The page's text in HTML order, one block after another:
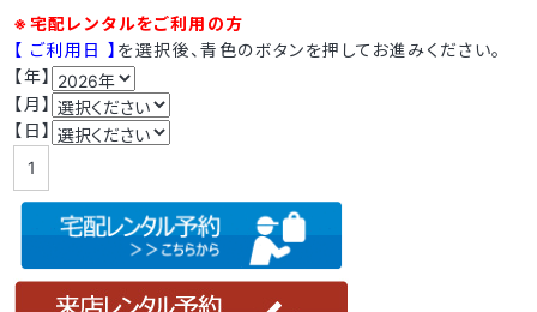
※宅配レンタルをご利用の方
【 ご利用日 】 を選択後、青色のボタンを押してお進みください。
【年】
【月】
【日】